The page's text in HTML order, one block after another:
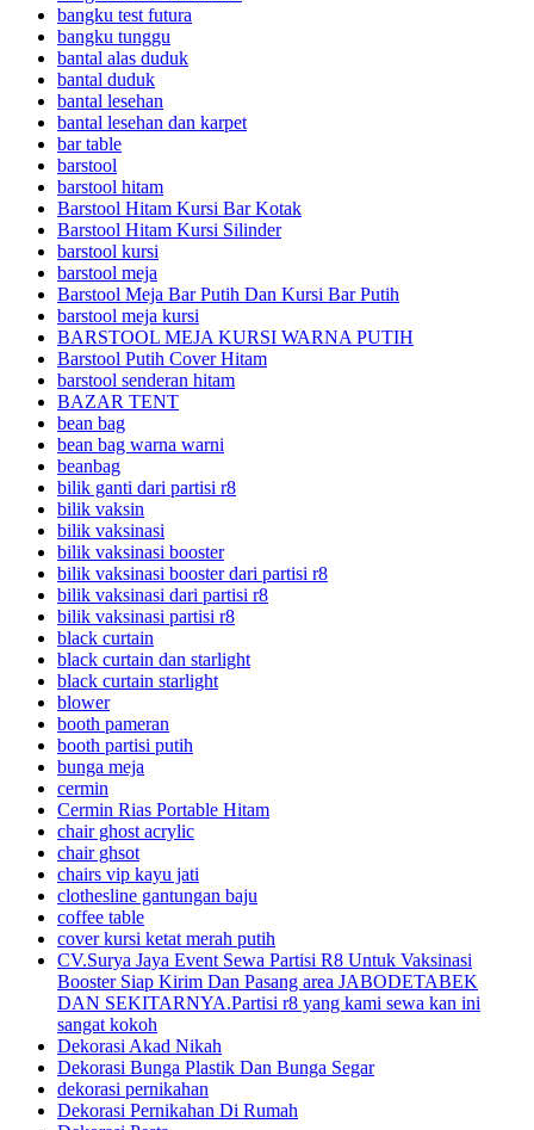
bangku test futura
bangku tunggu
bantal alas duduk
bantal duduk
bantal lesehan
bantal lesehan dan karpet
bar table
barstool
barstool hitam
Barstool Hitam Kursi Bar Kotak
Barstool Hitam Kursi Silinder
barstool kursi
barstool meja
Barstool Meja Bar Putih Dan Kursi Bar Putih
barstool meja kursi
BARSTOOL MEJA KURSI WARNA PUTIH
Barstool Putih Cover Hitam
barstool senderan hitam
BAZAR TENT
bean bag
bean bag warna warni
beanbag
bilik ganti dari partisi r8
bilik vaksin
bilik vaksinasi
bilik vaksinasi booster
bilik vaksinasi booster dari partisi r8
bilik vaksinasi dari partisi r8
bilik vaksinasi partisi r8
black curtain
black curtain dan starlight
black curtain starlight
blower
booth pameran
booth partisi putih
bunga meja
cermin
Cermin Rias Portable Hitam
chair ghost acrylic
chair ghsot
chairs vip kayu jati
clothesline gantungan baju
coffee table
cover kursi ketat merah putih
CV.Surya Jaya Event Sewa Partisi R8 Untuk Vaksinasi
Booster Siap Kirim Dan Pasang area JABODETABEK
DAN SEKITARNYA.Partisi r8 yang kami sewa kan ini
sangat kokoh
Dekorasi Akad Nikah
Dekorasi Bunga Plastik Dan Bunga Segar
dekorasi pernikahan
Dekorasi Pernikahan Di Rumah